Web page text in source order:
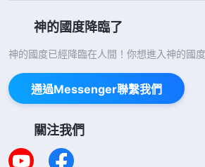
神的國度降臨了
神的國度已經降臨在人間！你想進入神的國
通過Messenger聯繫我們
關注我們